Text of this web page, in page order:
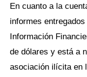
En cuanto a la
informes
Información
de dólares y está a
asociación ilícita en